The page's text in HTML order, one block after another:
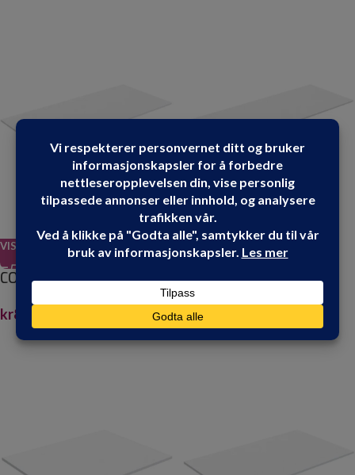
VIS PRODUKT
CORIAN BENKEPLATE
100CM
kr8,490.00
VIS PRODUKT
CORIAN BENKEPLATE
120CM
kr10,200.00